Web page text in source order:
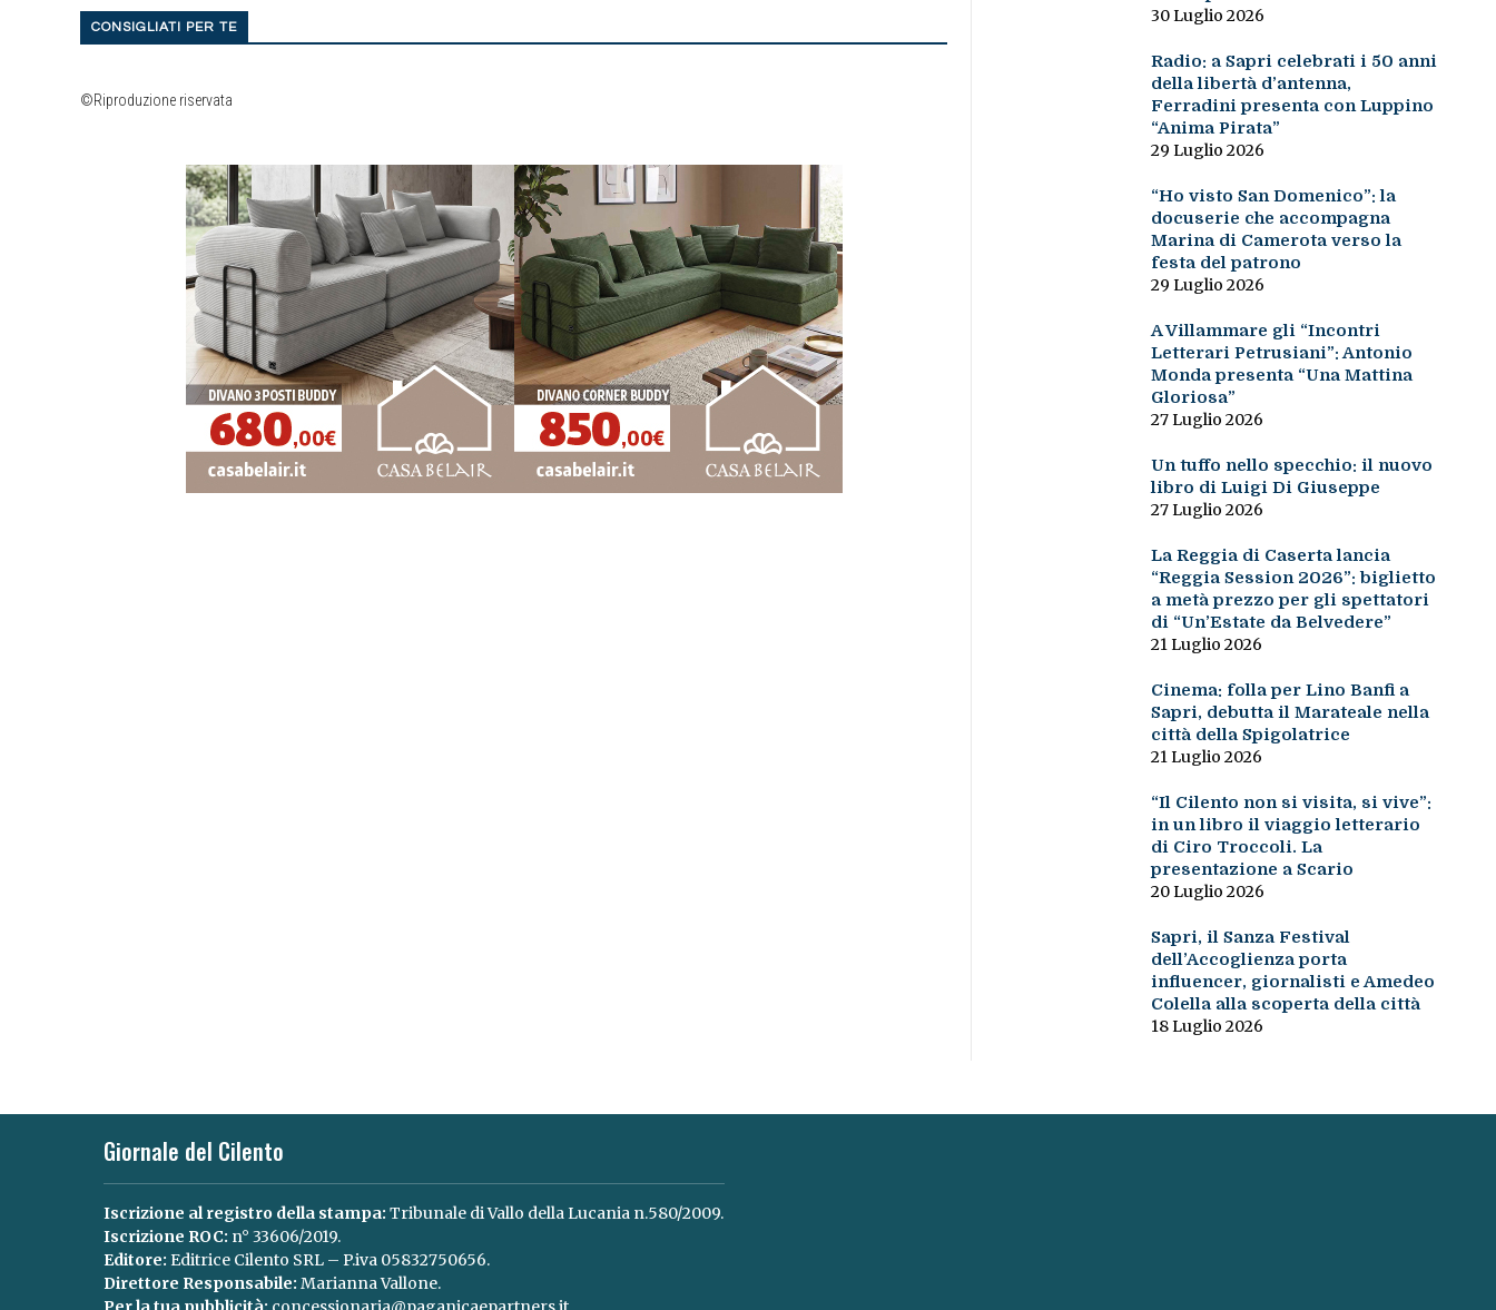
CONSIGLIATI PER TE
©Riproduzione riservata
30 Luglio 2026
Radio: a Sapri celebrati i 50 anni
della libertà d’antenna,
Ferradini presenta con Luppino
“Anima Pirata”
29 Luglio 2026
“Ho visto San Domenico”: la
docuserie che accompagna
Marina di Camerota verso la
festa del patrono
29 Luglio 2026
A Villammare gli “Incontri
Letterari Petrusiani”: Antonio
Monda presenta “Una Mattina
Gloriosa”
27 Luglio 2026
Un tuffo nello specchio: il nuovo
libro di Luigi Di Giuseppe
27 Luglio 2026
La Reggia di Caserta lancia
“Reggia Session 2026”: biglietto
a metà prezzo per gli spettatori
di “Un’Estate da Belvedere”
21 Luglio 2026
Cinema: folla per Lino Banfi a
Sapri, debutta il Marateale nella
città della Spigolatrice
21 Luglio 2026
“Il Cilento non si visita, si vive”:
in un libro il viaggio letterario
di Ciro Troccoli. La
presentazione a Scario
20 Luglio 2026
Sapri, il Sanza Festival
dell’Accoglienza porta
influencer, giornalisti e Amedeo
Colella alla scoperta della città
18 Luglio 2026
Giornale del Cilento
Iscrizione al registro della stampa: Tribunale di Vallo della Lucania n.580/2009.
Iscrizione ROC: n° 33606/2019.
Editore: Editrice Cilento SRL – P.iva 05832750656.
Direttore Responsabile: Marianna Vallone.